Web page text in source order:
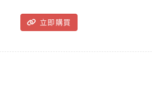
立即購買